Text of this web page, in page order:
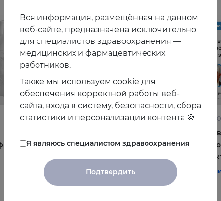
22.06.2026
терапевта
#терапия#постменопауза#женское_здоровье
и
и
Вся информация, размещённая на данном
веб-сайте, предназначена исключительно
для специалистов здравоохранения —
медицинских и фармацевтических
работников.
Также мы используем cookie для
обеспечения корректной работы веб-
сайта, входа в систему, безопасности, сбора
статистики и персонализации контента 🍪
Я являюсь специалистом здравоохранения
Подтвердить